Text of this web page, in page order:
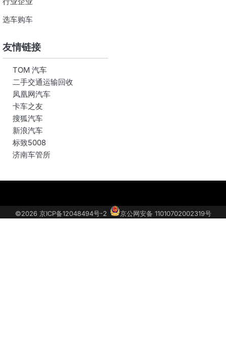
选车购车
友情链接
TOM 汽车
二手交通运输回收
凤凰网汽车
卡车之友
搜狐汽车
新浪汽车
标致5008
济南车管所
于
我
车
投
系
我
取
车
©2026 京ICP备12048494号-2 京公网安备 11010702002319号